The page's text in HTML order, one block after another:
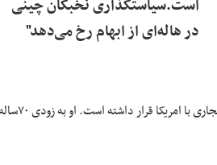
است.سیاستگذاری نخبگان چینی
در هاله‌ای از ابهام رخ می‌دهد"
یکی از این افراد «لیو هه» معاون نخست وزیر است که در خط مقدم سیاستگذاری اقتصادی و هم چنین مذاکرات تجاری با